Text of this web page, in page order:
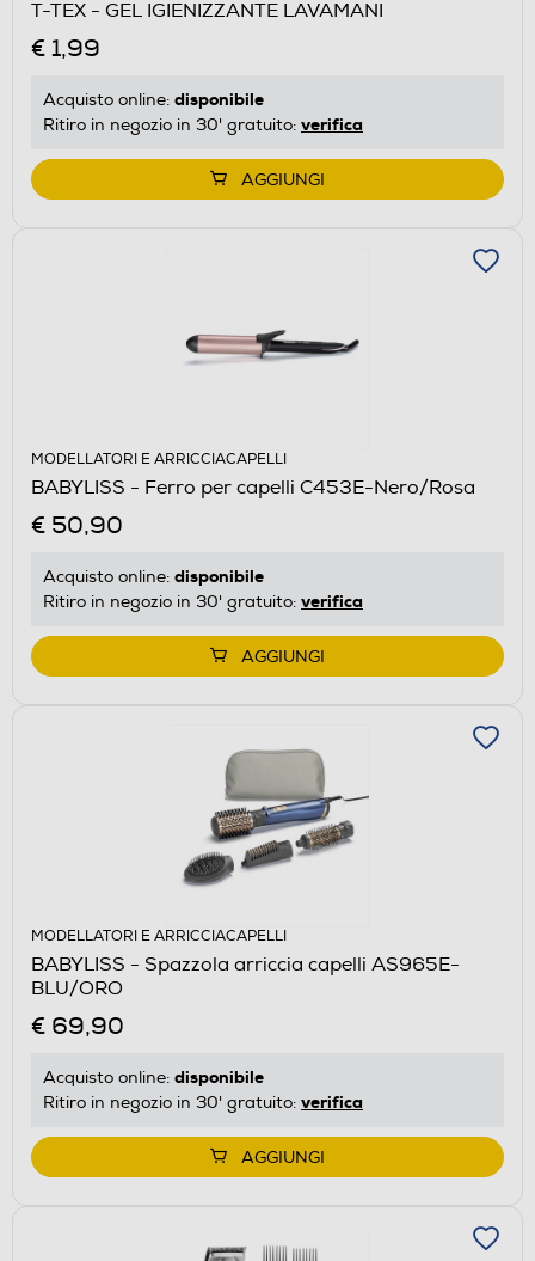
T-TEX - GEL IGIENIZZANTE LAVAMANI
€ 1,99
Acquisto online: disponibile
Ritiro in negozio in 30' gratuito: verifica
AGGIUNGI
MODELLATORI E ARRICCIACAPELLI
BABYLISS - Ferro per capelli C453E-Nero/Rosa
€ 50,90
Acquisto online: disponibile
Ritiro in negozio in 30' gratuito: verifica
AGGIUNGI
MODELLATORI E ARRICCIACAPELLI
BABYLISS - Spazzola arriccia capelli AS965E-
BLU/ORO
€ 69,90
Acquisto online: disponibile
Ritiro in negozio in 30' gratuito: verifica
AGGIUNGI